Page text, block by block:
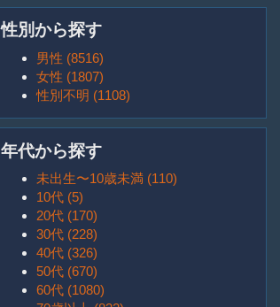
性別から探す
男性 (8516)
女性 (1807)
性別不明 (1108)
年代から探す
未出生〜10歳未満 (110)
10代 (5)
20代 (170)
30代 (228)
40代 (326)
50代 (670)
60代 (1080)